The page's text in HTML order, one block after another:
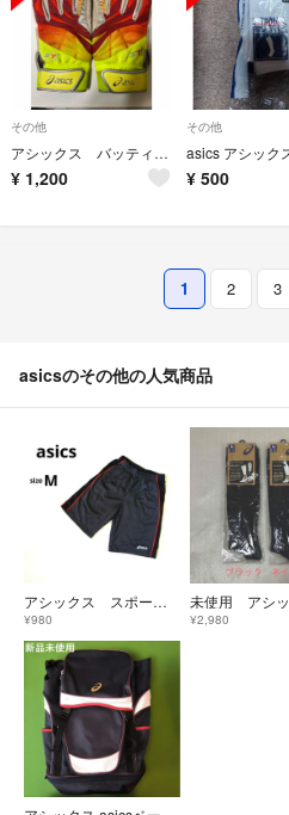
その他
アシックス バッティンググローブ
¥ 1,200
その他
¥ 500
1 2 3
asicsのその他の人気商品
アシックス スポーツ ハーフパンツM グレー/ブラック 中国製
¥980 ¥2,980